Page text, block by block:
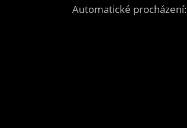
Automatické procházení: